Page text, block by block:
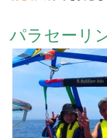
パラセーリ